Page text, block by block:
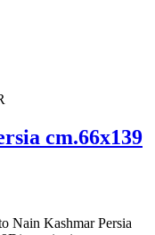
cm.66x139
Nain Kashmar Persia